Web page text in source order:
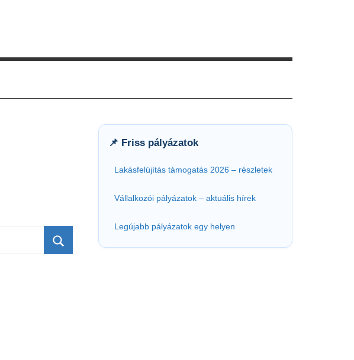
📌 Friss pályázatok
Lakásfelújítás támogatás 2026 – részletek
Vállalkozói pályázatok – aktuális hírek
Legújabb pályázatok egy helyen